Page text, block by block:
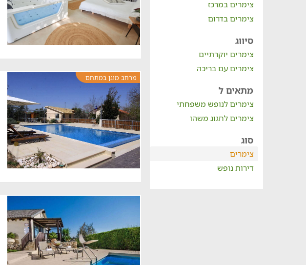
צימרים במרכז
צימרים בדרום
סיווג
צימרים יוקרתיים
צימרים עם בריכה
מתאים ל
צימרים לנופש משפחתי
צימרים לחגוג משהו
סוג
צימרים
דירות נופש
מרחב מוגן במתחם